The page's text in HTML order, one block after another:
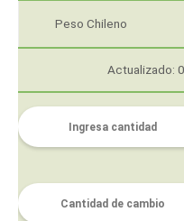
Peso Chileno
Actualizado: